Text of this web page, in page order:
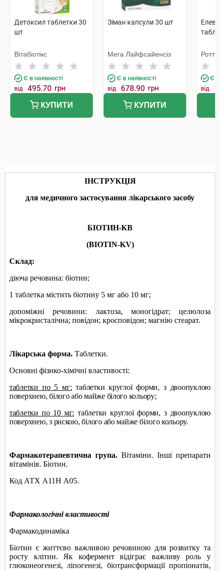
Детоксил таблетки 30
шт
Вітабіотікс
Є в наявності
від 495.70 грн
КУПИТИ
Зіман капсули 30 шт
Мега Лайфсайенсіз
Є в наявності
від 678.90 грн
КУПИТИ
Є в
від